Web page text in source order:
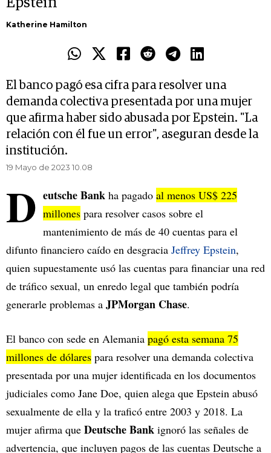
Epstein
Katherine Hamilton
El banco pagó esa cifra para resolver una
demanda colectiva presentada por una mujer
que afirma haber sido abusada por Epstein. "La
relación con él fue un error", aseguran desde la
institución.
19 Mayo de 2023 10.08
D eutsche Bank ha pagado al menos US$ 225
millones para resolver casos sobre el
mantenimiento de más de 40 cuentas para el
difunto financiero caído en desgracia Jeffrey Epstein,
quien supuestamente usó las cuentas para financiar una red
de tráfico sexual, un enredo legal que también podría
generarle problemas a JPMorgan Chase.
El banco con sede en Alemania pagó esta semana 75
millones de dólares para resolver una demanda colectiva
presentada por una mujer identificada en los documentos
judiciales como Jane Doe, quien alega que Epstein abusó
sexualmente de ella y la traficó entre 2003 y 2018. La
mujer afirma que Deutsche Bank ignoró las señales de
advertencia, que incluyen pagos de las cuentas Deutsche a